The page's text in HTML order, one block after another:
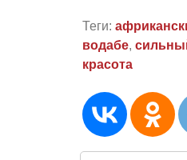
Теги:
водабе,
красота